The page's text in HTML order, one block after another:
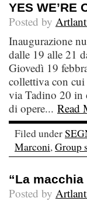
YES WE’RE
Posted by
Inaugurazione
dalle 19 alle 21
Giovedì 19
collettiva con cui
via Tadino 20 in
di opere... Read
Filed under
Marconi,Group
“La
Posted by